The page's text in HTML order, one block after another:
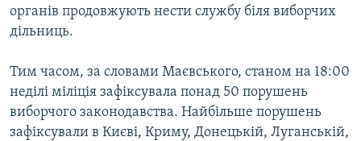
органів продовжують нести службу біля виборчих
дільниць.
Тим часом, за словами Маєвського, станом на 18:00
недiлi мiлiцiя зафiксувала понад 50 порушень
виборчого законодавства. Найбiльше порушень
зафіксували в Києвi, Криму, Донецькiй, Луганськiй,